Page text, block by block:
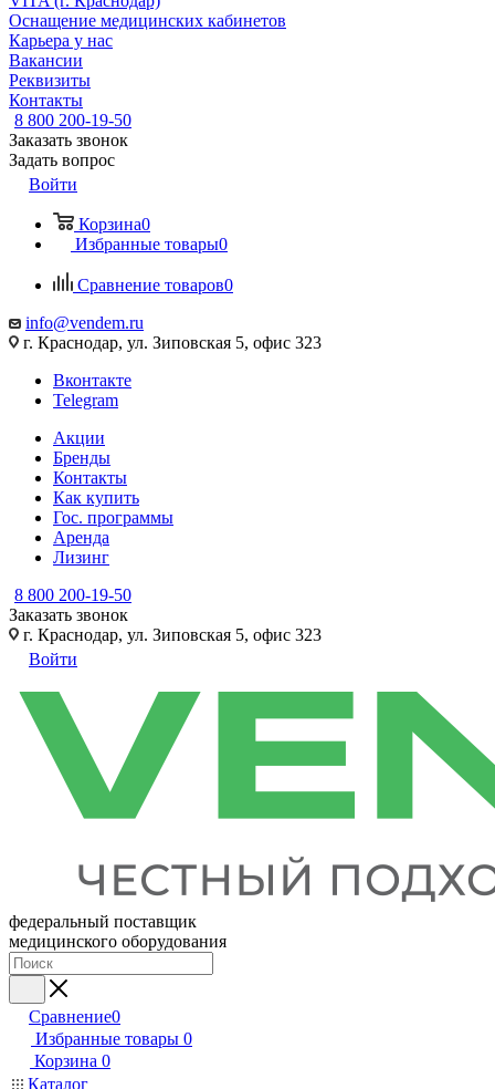
Оснащение медицинских кабинетов
Карьера у нас
Вакансии
Реквизиты
Контакты
8 800 200-19-50
Заказать звонок
Задать вопрос
Войти
Корзина0
Избранные товары0
Сравнение товаров0
info@vendem.ru
г. Краснодар, ул. Зиповская 5, офис 323
Вконтакте
Telegram
Акции
Бренды
Контакты
Как купить
Гос. программы
Аренда
Лизинг
8 800 200-19-50
Заказать звонок
г. Краснодар, ул. Зиповская 5, офис 323
Войти
федеральный поставщик
медицинского оборудования
Сравнение0
Избранные товары 0
Корзина 0
Каталог